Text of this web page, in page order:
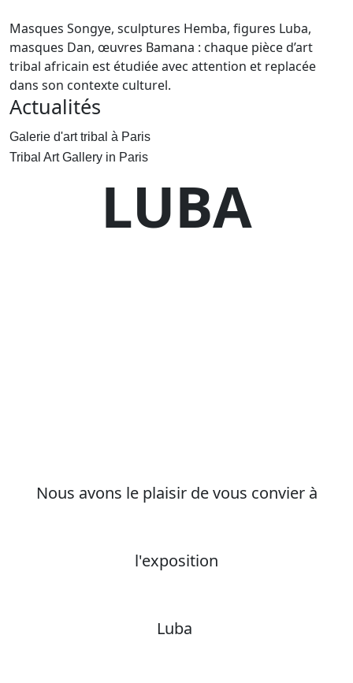
Masques Songye, sculptures Hemba, figures Luba,
masques Dan, œuvres Bamana : chaque pièce d’art
tribal africain est étudiée avec attention et replacée
dans son contexte culturel.
Actualités
Galerie d'art tribal à Paris
Tribal Art Gallery in Paris
LUBA
Nous avons le plaisir de vous convier à
l'exposition
Luba